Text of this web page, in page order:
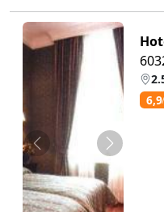
Zurück Weiter
6,9